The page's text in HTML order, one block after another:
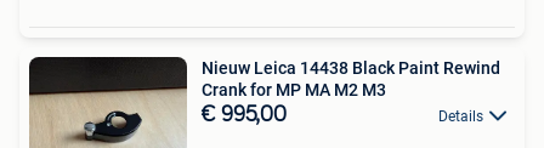
Nieuw Leica 14438 Black Paint Rewind
Crank for MP MA M2 M3
€ 995,00 Details